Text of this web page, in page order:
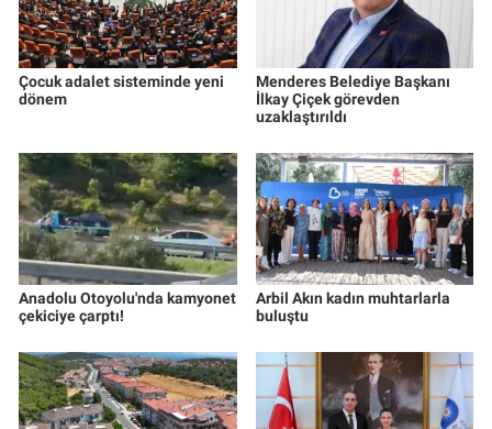
Çocuk adalet sisteminde yeni
dönem
Menderes Belediye Başkanı
İlkay Çiçek görevden
uzaklaştırıldı
Anadolu Otoyolu'nda kamyonet
çekiciye çarptı!
Arbil Akın kadın muhtarlarla
buluştu